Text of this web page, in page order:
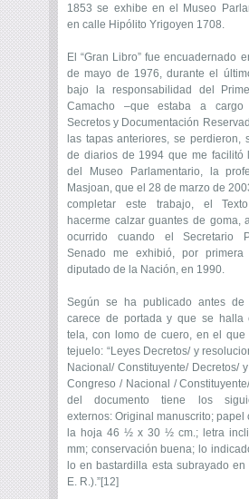
1853 se exhibe en el Museo
en calle Hipólito Yrigoyen 1708.
El “Gran Libro” fue encuadernado
de mayo de 1976, durante el
bajo la responsabilidad del
Camacho –que estaba a
Secretos y Documentación
las tapas anteriores, se perdieron,
de diarios de 1994 que me facilitó
del Museo Parlamentario, la
Masjoan, que el 28 de marzo de
completar este trabajo, el
hacerme calzar guantes de goma,
ocurrido cuando el Secretario
Senado me exhibió, por
diputado de la Nación, en 1990.
Según se ha publicado antes de
carece de portada y que se halla
tela, con lomo de cuero, en el que
tejuelo: “Leyes Decretos/ y
Nacional/ Constituyente/ Decretos/
Congreso / Nacional /
del documento tiene los
externos: Original manuscrito; papel
la hoja 46 ½ x 30 ½ cm.; letra
mm; conservación buena; lo
lo en bastardilla esta subrayado
E. R.).”[12]